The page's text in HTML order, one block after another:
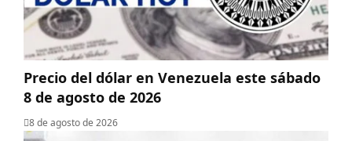
Precio del dólar en Venezuela este sábado
8 de agosto de 2026
8 de agosto de 2026